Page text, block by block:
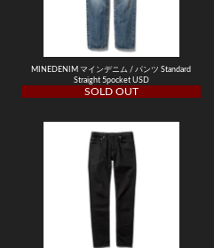
MINEDENIM マインデニム / パンツ Standard
Straight 5pocket USD
SOLD OUT